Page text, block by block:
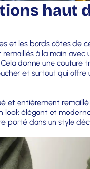
haut
et les bords côtes de
à la main avec
donne une couture
et surtout qui offre
et entièrement remaillé
look élégant et
porté dans un style